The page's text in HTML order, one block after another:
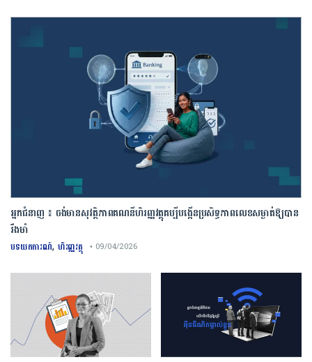
អ្នកជំនាញ ៖ ចង់មានសុវត្ថិភាពគណនីហិរញ្ញវត្ថុគប្បីបង្កើនប្រសិទ្ធភាពលេខសម្ងាត់ឱ្យបាន
រឹងមាំ
បទយកការណ៍, ហិរញ្ញវត្ថុ • 09/04/2026